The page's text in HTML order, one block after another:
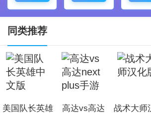
火之铠甲：火的代表，擅长使用火属
焰拳。
刺。
土之铠甲：土的代表，武器为裂地刀
为裂地劈。
水之铠甲：擅长水属性攻击，武器为
同类推荐
美国队长英雄
高达vs高达
战术大师